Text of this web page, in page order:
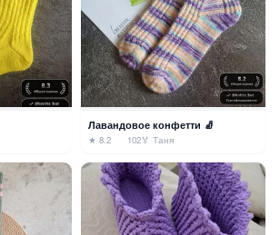
Лавандовое конфетти 🧦
★ 8.2 102🏅 Таня